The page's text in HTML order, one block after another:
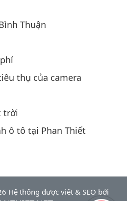
Thuận
thụ của camera
trời
ô tô tại Phan Thiết
Hệ thống được viết & SEO bởi